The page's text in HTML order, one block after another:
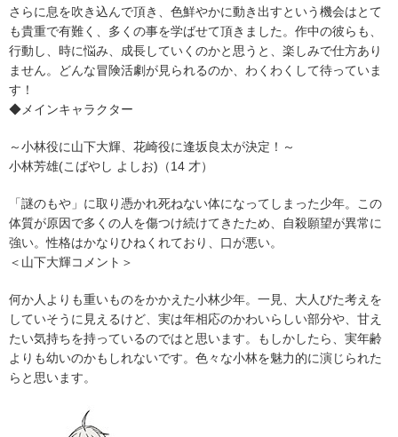
さらに息を吹き込んで頂き、色鮮やかに動き出すという機会はとて
も貴重で有難く、多くの事を学ばせて頂きました。作中の彼らも、
行動し、時に悩み、成長していくのかと思うと、楽しみで仕方あり
ません。どんな冒険活劇が見られるのか、わくわくして待っていま
す！
◆メインキャラクター
～小林役に山下大輝、花崎役に逢坂良太が決定！～
小林芳雄(こばやし よしお)（14 才）
「謎のもや」に取り憑かれ死ねない体になってしまった少年。この
体質が原因で多くの人を傷つけ続けてきたため、自殺願望が異常に
強い。性格はかなりひねくれており、口が悪い。
＜山下大輝コメント＞
何か人よりも重いものをかかえた小林少年。一見、大人びた考えを
していそうに見えるけど、実は年相応のかわいらしい部分や、甘え
たい気持ちを持っているのではと思います。もしかしたら、実年齢
よりも幼いのかもしれないです。色々な小林を魅力的に演じられた
らと思います。